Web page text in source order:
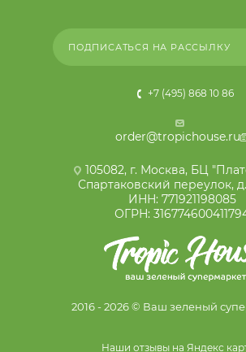
ПОДПИСАТЬСЯ НА РАССЫЛКУ
+7 (495) 868 10 86
order@tropichouse.ru
105082, г. Москва, БЦ
Спартаковский переулок,
ИНН: 771921198085
ОГРН:
2016 - 2026 © Ваш зеленый
Наши отзывы на Яндекс